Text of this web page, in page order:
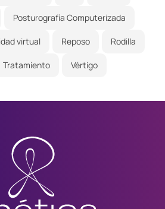
Posturografía Computerizada
virtual Reposo Rodilla
Tratamiento Vértigo